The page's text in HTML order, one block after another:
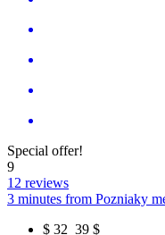
Special offer!
9
12 reviews
3 minutes from Pozniaky
$ 32 39 $